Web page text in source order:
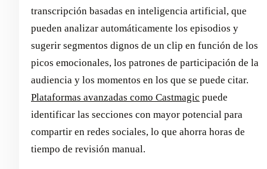
transcripción basadas en inteligencia artificial, que
pueden analizar automáticamente los episodios y
sugerir segmentos dignos de un clip en función de los
picos emocionales, los patrones de participación de la
audiencia y los momentos en los que se puede citar.
Plataformas avanzadas como Castmagic puede
identificar las secciones con mayor potencial para
compartir en redes sociales, lo que ahorra horas de
tiempo de revisión manual.